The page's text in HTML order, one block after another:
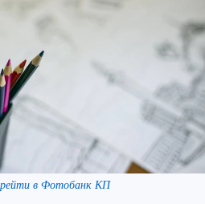
в Фотобанк КП